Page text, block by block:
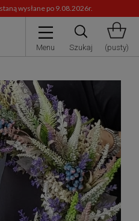
wysłane po 9.08.2026r.
Menu Szukaj (pusty)